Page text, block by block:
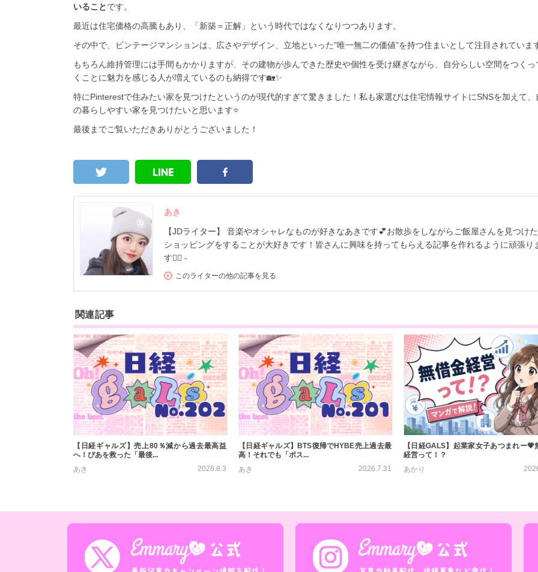
いることです。
最近は住宅価格の高騰もあり、「新築＝正解」という時代ではなくなりつつあります。
その中で、ビンテージマンションは、広さやデザイン、立地といった”唯一無二の価値”を持つ住まいとして注目されていま
もちろん維持管理には手間もかかりますが、その建物が歩んできた歴史や個性を受け継ぎながら、自分らしい空間をつくっ
くことに魅力を感じる人が増えているのも納得です🏡✨
特にPinterestで住みたい家を見つけたというのが現代的すぎて驚きました！私も家選びは住宅情報サイトにSNSを加えて、
の暮らしやすい家を見つけたいと思います⭐️
最後までご覧いただきありがとうございました！
あき
【JDライター】 音楽やオシャレなものが好きなあきです💕お散歩をしながらご飯屋さんを見つけ
ショッピングをすることが大好きです！皆さんに興味を持ってもらえる記事を作れるように頑張り
す✊🏻 -
このライターの他の記事を見る
関連記事
【日経ギャルズ】売上80％減から過去最高益
へ！ぴあを救った「最後...
あき
2026.8.3
【日経ギャルズ】BTS復帰でHYBE売上過去最
高！それでも「ポス...
あき
2026.7.31
【日経GALS】起業家女子あつまれー💗
経営って！？
あかり